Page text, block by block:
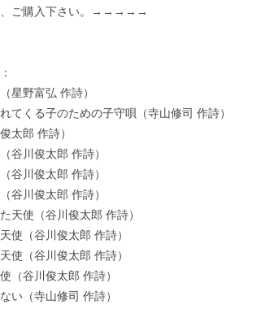
、ご購入下さい。→→→→→
星野富弘 作詩）
てくる子のための子守唄（寺山修司 作詩）
太郎 作詩）
谷川俊太郎 作詩）
谷川俊太郎 作詩）
谷川俊太郎 作詩）
天使（谷川俊太郎 作詩）
使（谷川俊太郎 作詩）
使（谷川俊太郎 作詩）
（谷川俊太郎 作詩）
い（寺山修司 作詩）